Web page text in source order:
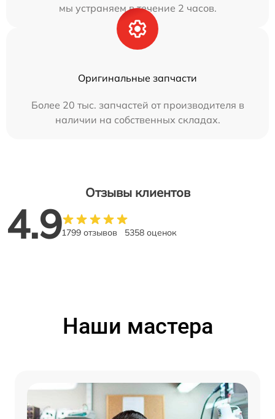
мы устраняем в течение 2 часов.
Оригинальные запчасти
Более 20 тыс. запчастей от производителя в
наличии на собственных складах.
Отзывы клиентов
4.91799 отзывов 5358 оценок
Наши мастера